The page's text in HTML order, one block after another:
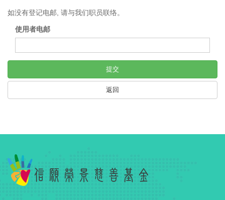
如没有登记电邮, 请与我们职员联络。
使用者电邮
提交
返回